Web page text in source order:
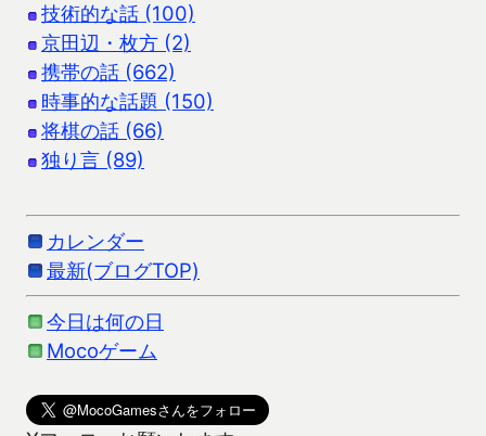
技術的な話 (100)
京田辺・枚方 (2)
携帯の話 (662)
時事的な話題 (150)
将棋の話 (66)
独り言 (89)
カレンダー
最新(ブログTOP)
今日は何の日
Mocoゲーム